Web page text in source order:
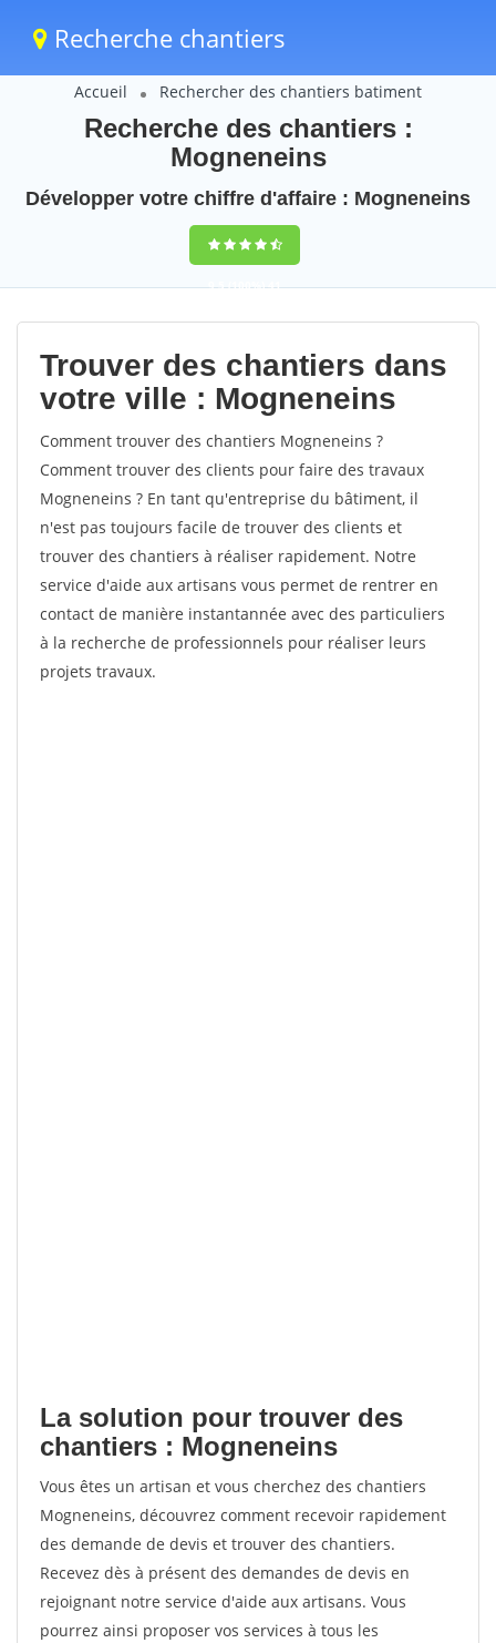
Recherche chantiers
Accueil Rechercher des chantiers batiment
Recherche des chantiers :
Mogneneins
Développer votre chiffre d'affaire : Mogneneins
9,5(100%)41
votes
Trouver des chantiers dans
votre ville : Mogneneins
Comment trouver des chantiers Mogneneins ?
Comment trouver des clients pour faire des travaux
Mogneneins ? En tant qu'entreprise du bâtiment, il
n'est pas toujours facile de trouver des clients et
trouver des chantiers à réaliser rapidement. Notre
service d'aide aux artisans vous permet de rentrer en
contact de manière instantannée avec des particuliers
à la recherche de professionnels pour réaliser leurs
projets travaux.
La solution pour trouver des
chantiers : Mogneneins
Vous êtes un artisan et vous cherchez des chantiers
Mogneneins, découvrez comment recevoir rapidement
des demande de devis et trouver des chantiers.
Recevez dès à présent des demandes de devis en
rejoignant notre service d'aide aux artisans. Vous
pourrez ainsi proposer vos services à tous les